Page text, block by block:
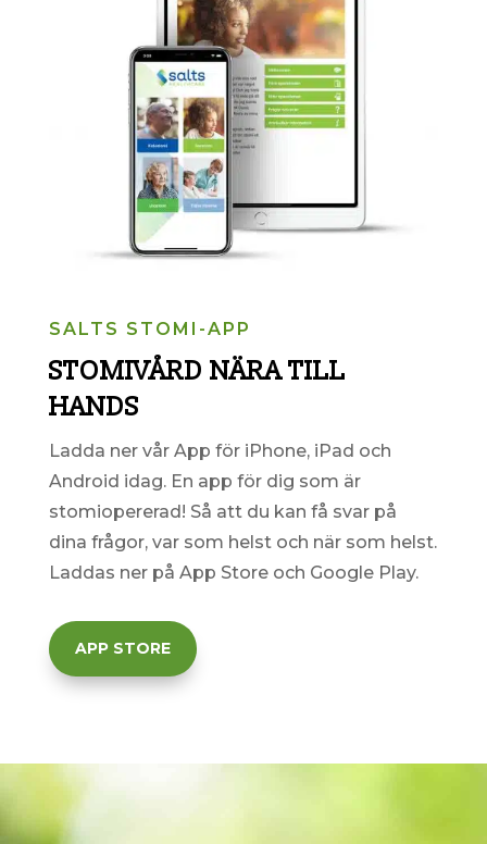
SALTS STOMI-APP
STOMIVÅRD NÄRA TILL
HANDS
Ladda ner vår App för iPhone, iPad och
Android idag. En app för dig som är
stomiopererad! Så att du kan få svar på
dina frågor, var som helst och när som helst.
Laddas ner på App Store och Google Play.
APP STORE